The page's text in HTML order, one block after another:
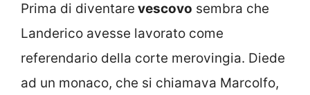
Prima di diventare vescovo sembra che
Landerico avesse lavorato come
referendario della corte merovingia. Diede
ad un monaco, che si chiamava Marcolfo,